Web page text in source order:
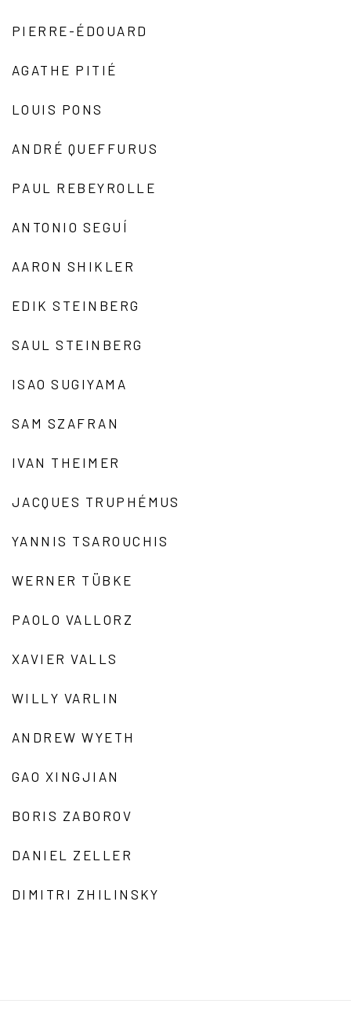
PIERRE-ÉDOUARD
AGATHE PITIÉ
LOUIS PONS
ANDRÉ QUEFFURUS
PAUL REBEYROLLE
ANTONIO SEGUÍ
AARON SHIKLER
EDIK STEINBERG
SAUL STEINBERG
ISAO SUGIYAMA
SAM SZAFRAN
IVAN THEIMER
JACQUES TRUPHÉMUS
YANNIS TSAROUCHIS
WERNER TÜBKE
PAOLO VALLORZ
XAVIER VALLS
WILLY VARLIN
ANDREW WYETH
GAO XINGJIAN
BORIS ZABOROV
DANIEL ZELLER
DIMITRI ZHILINSKY